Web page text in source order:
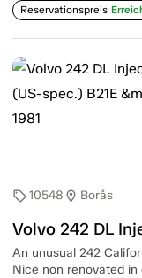
Reservationspreis
sell10548 location_on Borås
Volvo 242 DL
An unusual 242
Nice non renovated in